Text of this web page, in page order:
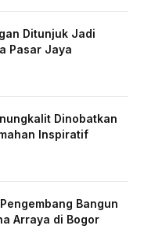
Ditunjuk Jadi
Pasar Jaya
Dinobatkan
Inspiratif
Bangun
Arraya di Bogor